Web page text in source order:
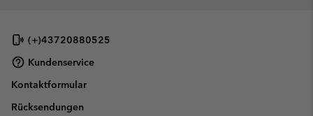
(+)43720880525
Kundenservice
Kontaktformular
Rücksendungen